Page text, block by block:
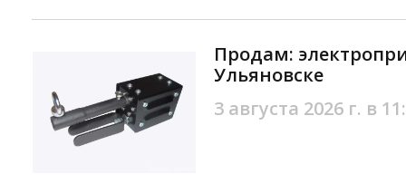
Продам:
Ульяновске
3 августа 2026 г. в